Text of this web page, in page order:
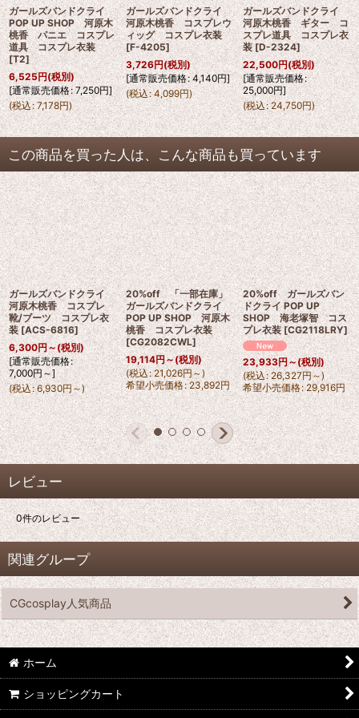
ガールズバンドクライ
POP UP SHOP 河原木
桃香 パニエ コスプレ
道具 コスプレ衣装
[T2]
6,525円(税別)
[通常販売価格: 7,250円]
(税込: 7,178円)
ガールズバンドクライ
河原木桃香 コスプレウ
ィッグ コスプレ衣装
[F-4205]
3,726円(税別)
[通常販売価格: 4,140円]
(税込: 4,099円)
ガールズバンドクライ
河原木桃香 ギター コ
スプレ道具 コスプレ衣
装 [D-2324]
22,500円(税別)
[通常販売価格:
25,000円]
(税込: 24,750円)
この商品を買った人は、こんな商品も買っています
ガールズバンドクライ
河原木桃香 コスプレ
靴/ブーツ コスプレ衣
装 [ACS-6816]
6,300円～(税別)
[通常販売価格:
7,000円～]
(税込: 6,930円～)
20%off 「一部在庫」
ガールズバンドクライ
POP UP SHOP 河原木
桃香 コスプレ衣装
[CG2082CWL]
19,114円～(税別)
(税込: 21,026円～)
希望小売価格: 23,892円
20%off ガールズバン
ドクライ POP UP
SHOP 海老塚智 コス
プレ衣装 [CG2118LRY]
23,933円～(税別)
(税込: 26,327円～)
希望小売価格: 29,916円
レビュー
0件のレビュー
関連グループ
CGcosplay人気商品
ホーム
ショッピングカート